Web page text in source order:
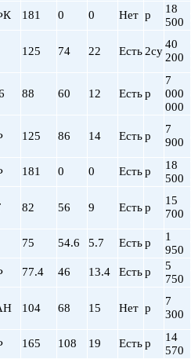
Московские ворота
Невский пр.
Обухово
Парк Победы
Петроградская
пл. Ал. Невского
пл. Ленина
181 0 0 Нет р
18
500
125 74 22 Есть 2су
40
200
88 60 12 Естьр
7
000
000
125 86 14 Естьр
7
900
181 0 0 Естьр
18
500
82 56 9 Естьр
15
700
75 54.6 5.7 Естьр
1
950
77.4 46 13.4 Естьр
5
750
104 68 15 Нет р
7
300
165 108 19 Естьр
14
570